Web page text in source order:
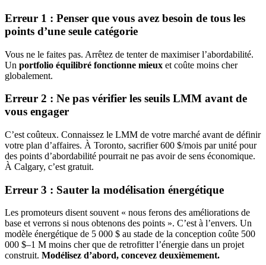
Erreur 1 : Penser que vous avez besoin de tous les
points d’une seule catégorie
Vous ne le faites pas. Arrêtez de tenter de maximiser l’abordabilité.
Un portfolio équilibré fonctionne mieux et coûte moins cher
globalement.
Erreur 2 : Ne pas vérifier les seuils LMM avant de
vous engager
C’est coûteux. Connaissez le LMM de votre marché avant de définir
votre plan d’affaires. À Toronto, sacrifier 600 $/mois par unité pour
des points d’abordabilité pourrait ne pas avoir de sens économique.
À Calgary, c’est gratuit.
Erreur 3 : Sauter la modélisation énergétique
Les promoteurs disent souvent « nous ferons des améliorations de
base et verrons si nous obtenons des points ». C’est à l’envers. Un
modèle énergétique de 5 000 $ au stade de la conception coûte 500
000 $–1 M moins cher que de retrofitter l’énergie dans un projet
construit. Modélisez d’abord, concevez deuxièmement.